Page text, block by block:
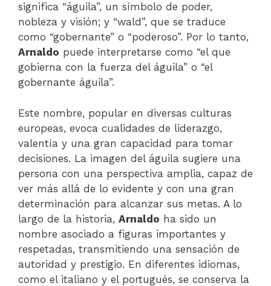
significa “águila”, un símbolo de poder,
nobleza y visión; y “wald”, que se traduce
como “gobernante” o “poderoso”. Por lo tanto,
Arnaldo puede interpretarse como “el que
gobierna con la fuerza del águila” o “el
gobernante águila”.
Este nombre, popular en diversas culturas
europeas, evoca cualidades de liderazgo,
valentía y una gran capacidad para tomar
decisiones. La imagen del águila sugiere una
persona con una perspectiva amplia, capaz de
ver más allá de lo evidente y con una gran
determinación para alcanzar sus metas. A lo
largo de la historia, Arnaldo ha sido un
nombre asociado a figuras importantes y
respetadas, transmitiendo una sensación de
autoridad y prestigio. En diferentes idiomas,
como el italiano y el portugués, se conserva la